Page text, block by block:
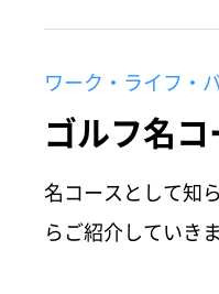
ワーク・ライフ・
ゴルフ名
名コースとして知
らご紹介していきま